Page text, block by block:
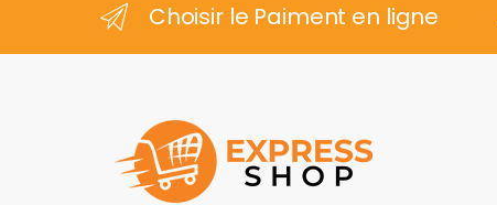
Choisir le Paiment en ligne